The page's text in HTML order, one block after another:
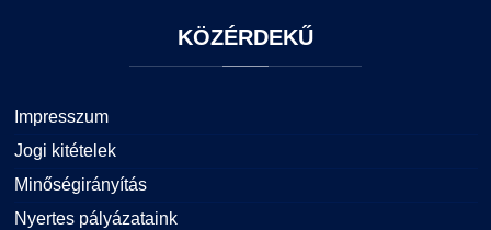
KÖZÉRDEKŰ
Impresszum
Jogi kitételek
Minőségirányítás
Nyertes pályázataink